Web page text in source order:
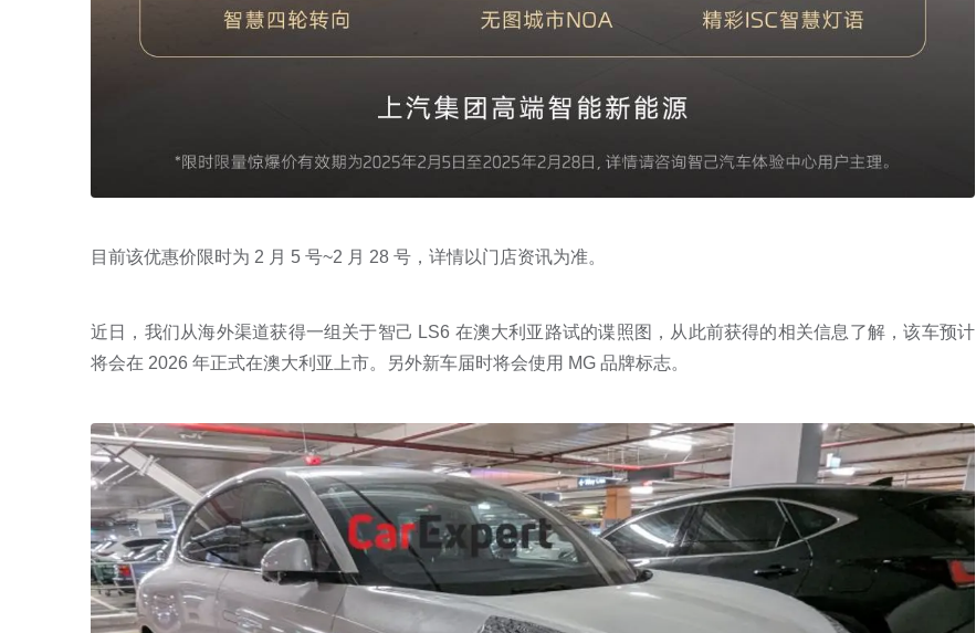
目前该优惠价限时为 2 月 5 号~2 月 28 号，详情以门店资讯为准。
近日，我们从海外渠道获得一组关于智己 LS6 在澳大利亚路试的谍照图，从此前获得的相关信息了解，该车预计
将会在 2026 年正式在澳大利亚上市。另外新车届时将会使用 MG 品牌标志。